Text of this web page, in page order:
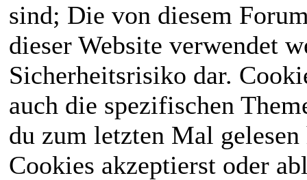
sind; Die von diesem
dieser Website verwendet
Sicherheitsrisiko dar.
auch die spezifischen
du zum letzten Mal
Cookies akzeptierst oder